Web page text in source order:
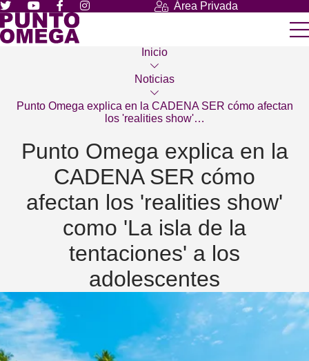
Área Privada
Inicio
Noticias
Punto Omega explica en la CADENA SER cómo afectan
los 'realities show'…
Punto Omega explica en la
CADENA SER cómo
afectan los 'realities show'
como 'La isla de la
tentaciones' a los
adolescentes